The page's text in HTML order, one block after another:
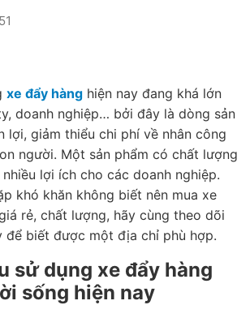
xe đẩy hàng hiện nay đang khá lớn
doanh nghiệp… bởi đây là dòng sản
lợi, giảm thiểu chi phí về nhân công
người. Một sản phẩm có chất lượng
lợi ích cho các doanh nghiệp.
khó khăn không biết nên mua xe
rẻ, chất lượng, hãy cùng theo dõi
để biết được một địa chỉ phù hợp.
sử dụng xe đẩy hàng
sống hiện nay